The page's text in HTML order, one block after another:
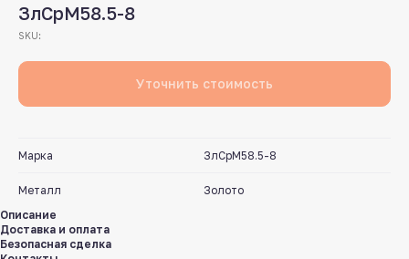
ЗлСрМ58.5-8
SKU:
Уточнить стоимость
Марка ЗлСрМ58.5-8
Металл
Золото
Описание
Доставка и оплата
Безопасная сделка